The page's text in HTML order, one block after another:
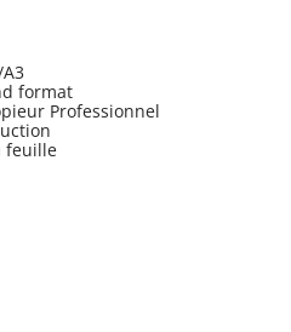
format
Professionnel
feuille